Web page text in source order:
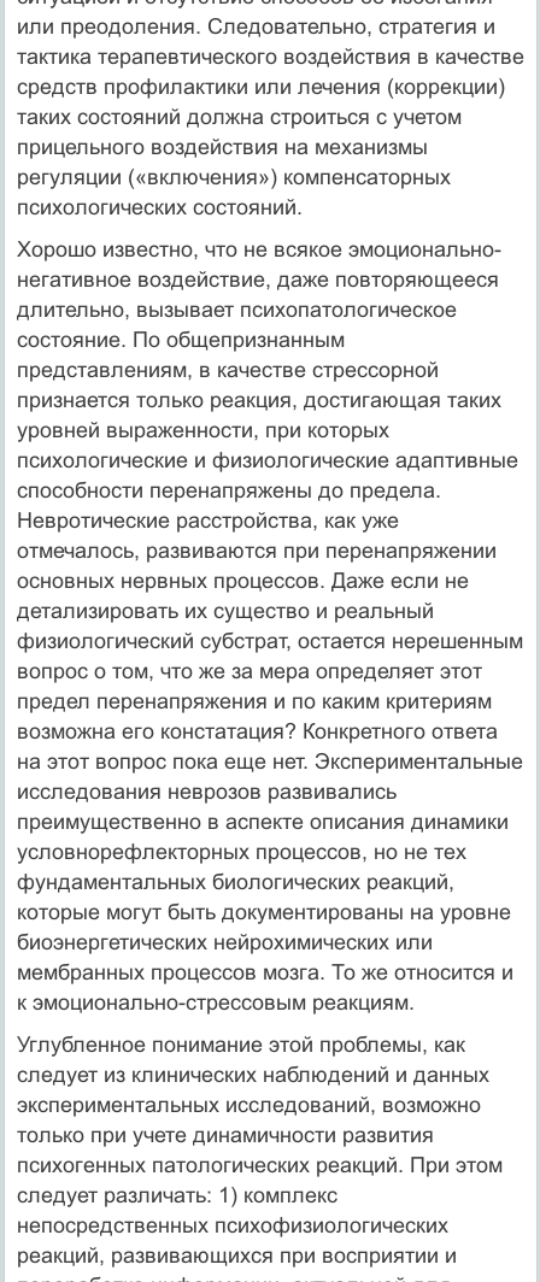
или преодоления. Следовательно, стратегия и
тактика терапевтического воздействия в качестве
средств профилактики или лечения (коррекции)
таких состояний должна строиться с учетом
прицельного воздействия на механизмы
регуляции («включения») компенсаторных
психологических состояний.
Хорошо известно, что не всякое эмоционально-
негативное воздействие, даже повторяющееся
длительно, вызывает психопатологическое
состояние. По общепризнанным
представлениям, в качестве стрессорной
признается только реакция, достигающая таких
уровней выраженности, при которых
психологические и физиологические адаптивные
способности перенапряжены до предела.
Невротические расстройства, как уже
отмечалось, развиваются при перенапряжении
основных нервных процессов. Даже если не
детализировать их существо и реальный
физиологический субстрат, остается нерешенным
вопрос о том, что же за мера определяет этот
предел перенапряжения и по каким критериям
возможна его констатация? Конкретного ответа
на этот вопрос пока еще нет. Экспериментальные
исследования неврозов развивались
преимущественно в аспекте описания динамики
условнорефлекторных процессов, но не тех
фундаментальных биологических реакций,
которые могут быть документированы на уровне
биоэнергетических нейрохимических или
мембранных процессов мозга. То же относится и
к эмоционально-стрессовым реакциям.
Углубленное понимание этой проблемы, как
следует из клинических наблюдений и данных
экспериментальных исследований, возможно
только при учете динамичности развития
психогенных патологических реакций. При этом
следует различать: 1) комплекс
непосредственных психофизиологических
реакций, развивающихся при восприятии и